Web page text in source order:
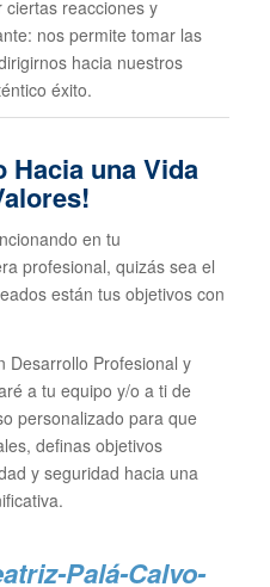
reacciones y
nos permite tomar las
hacia nuestros
éxito.
Hacia una Vida
en tu
profesional, quizás sea el
están tus objetivos con
Desarrollo Profesional y
a tu equipo y/o a ti de
personalizado para que
definas objetivos
y seguridad hacia una